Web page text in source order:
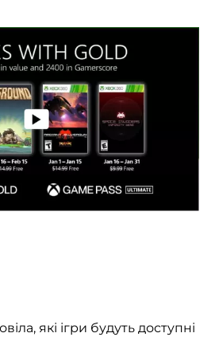
які ігри будуть доступні